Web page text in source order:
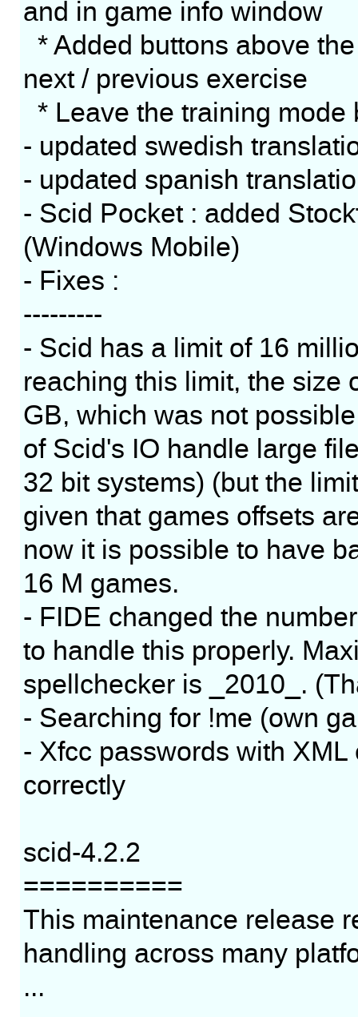
and in game info window
* Added buttons above
next / previous exercise
* Leave the training
- updated swedish
- updated spanish
- Scid Pocket : added
(Windows Mobile)
- Fixes :
---------
- Scid has a limit of 16
reaching this limit, the size
GB, which was not
of Scid's IO handle large
32 bit systems) (but the
given that games offsets
now it is possible to have
16 M games.
- FIDE changed the
to handle this properly.
spellchecker is _2010_.
- Searching for !me (own
- Xfcc passwords with
correctly
scid-4.2.2
==========
This maintenance release
handling across many
...